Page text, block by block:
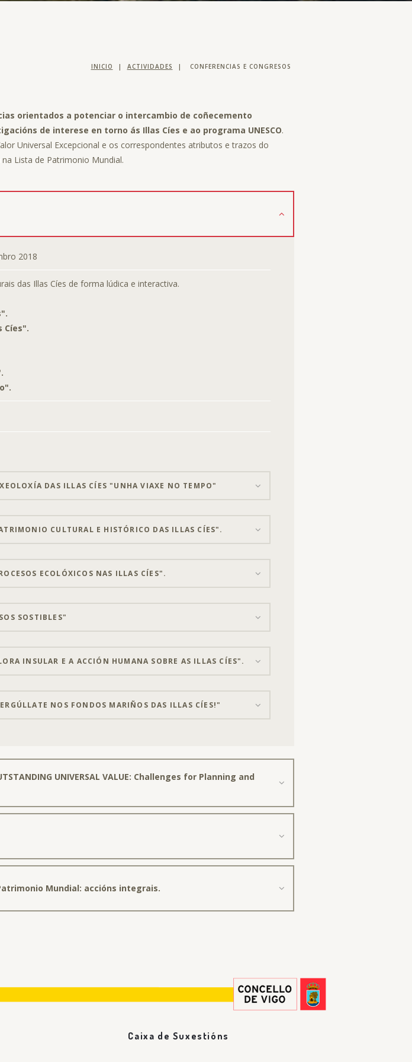
INICIO | ACTIVIDADES | CONFERENCIAS E CONGRESOS
orientados a potenciar o intercambio de coñecemento
de interese en torno ás Illas Cíes e ao programa UNESCO.
Universal Excepcional e os correspondentes atributos e trazos do
Lista de Patrimonio Mundial.
2018
das Illas Cíes de forma lúdica e interactiva.
Cíes".
DAS ILLAS CÍES "UNHA VIAXE NO TEMPO"
CULTURAL E HISTÓRICO DAS ILLAS CÍES".
ECOLÓXICOS NAS ILLAS CÍES".
SOSTIBLES"
INSULAR E A ACCIÓN HUMANA SOBRE AS ILLAS CÍES".
NOS FONDOS MARIÑOS DAS ILLAS CÍES!"
UNIVERSAL VALUE: Challenges for Planning and
Mundial: accións integrais.
Caixa de Suxestións